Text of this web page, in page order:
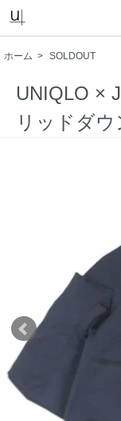
ホーム > SOLDOUT
UNIQLO ×
リッドダ